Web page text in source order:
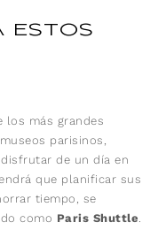
estos
los más grandes
parisinos,
de un día en
que planificar sus
tiempo, se
como Paris Shuttle.